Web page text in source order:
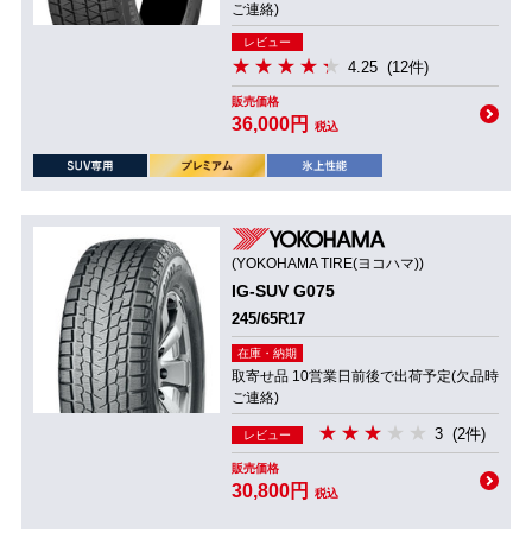
ご連絡)
レビュー
4.25 (12件)
販売価格
36,000円 税込
(YOKOHAMA TIRE(ヨコハマ))
IG-SUV G075
245/65R17
在庫・納期
取寄せ品 10営業日前後で出荷予定(欠品時
ご連絡)
レビュー 3 (2件)
販売価格
30,800円 税込